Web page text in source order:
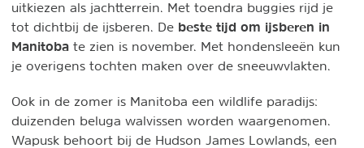
uitkiezen als jachtterrein. Met toendra buggies rijd je
tot dichtbij de ijsberen. De beste tijd om ijsberen in
Manitoba te zien is november. Met hondensleeën kun
je overigens tochten maken over de sneeuwvlakten.
Ook in de zomer is Manitoba een wildlife paradijs:
duizenden beluga walvissen worden waargenomen.
Wapusk behoort bij de Hudson James Lowlands, een